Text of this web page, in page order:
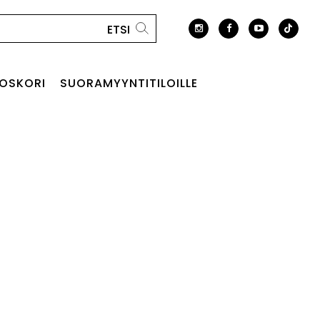
SUORAMYYNTITILOILLE